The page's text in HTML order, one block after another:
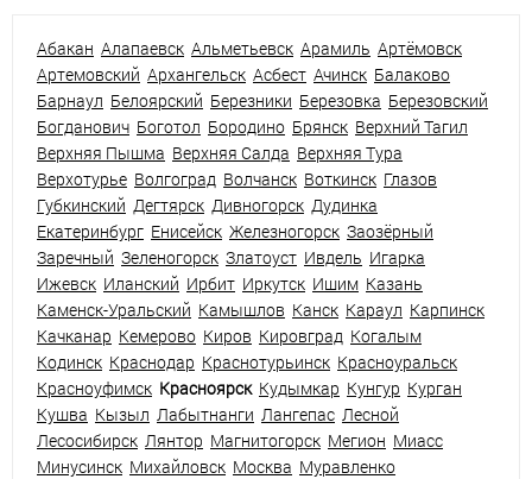
Абакан Алапаевск Альметьевск Арамиль Артёмовск
Артемовский Архангельск Асбест Ачинск Балаково
Барнаул Белоярский Березники Березовка Березовский
Богданович Боготол Бородино Брянск Верхний Тагил
Верхняя Пышма Верхняя Салда Верхняя Тура
Верхотурье Волгоград Волчанск Воткинск Глазов
Губкинский Дегтярск Дивногорск Дудинка
Екатеринбург Енисейск Железногорск Заозёрный
Заречный Зеленогорск Златоуст Ивдель Игарка
Ижевск Иланский Ирбит Иркутск Ишим Казань
Каменск-Уральский Камышлов Канск Караул Карпинск
Качканар Кемерово Киров Кировград Когалым
Кодинск Краснодар Краснотурьинск Красноуральск
Красноуфимск Красноярск Кудымкар Кунгур Курган
Кушва Кызыл Лабытнанги Лангепас Лесной
Лесосибирск Лянтор Магнитогорск Мегион Миасс
Минусинск Михайловск Москва Муравленко